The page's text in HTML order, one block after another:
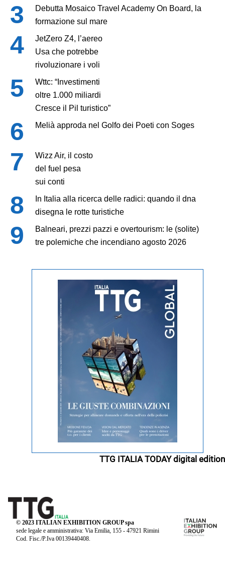
Debutta Mosaico Travel Academy On Board, la
formazione sul mare
JetZero Z4, l’aereo
Usa che potrebbe
rivoluzionare i voli
Wttc: “Investimenti
oltre 1.000 miliardi
Cresce il Pil turistico”
Melià approda nel Golfo dei Poeti con Soges
Wizz Air, il costo
del fuel pesa
sui conti
In Italia alla ricerca delle radici: quando il dna
disegna le rotte turistiche
Balneari, prezzi pazzi e overtourism: le (solite)
tre polemiche che incendiano agosto 2026
TTG ITALIA TODAY digital edition
© 2023 ITALIAN EXHIBITION GROUP spa
sede legale e amministrativa: Via Emilia, 155 - 47921 Rimini
Cod. Fisc./P.Iva 00139440408.